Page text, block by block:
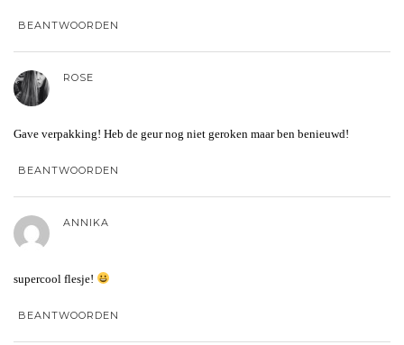
BEANTWOORDEN
ROSE
Gave verpakking! Heb de geur nog niet geroken maar ben benieuwd!
BEANTWOORDEN
ANNIKA
supercool flesje!
BEANTWOORDEN